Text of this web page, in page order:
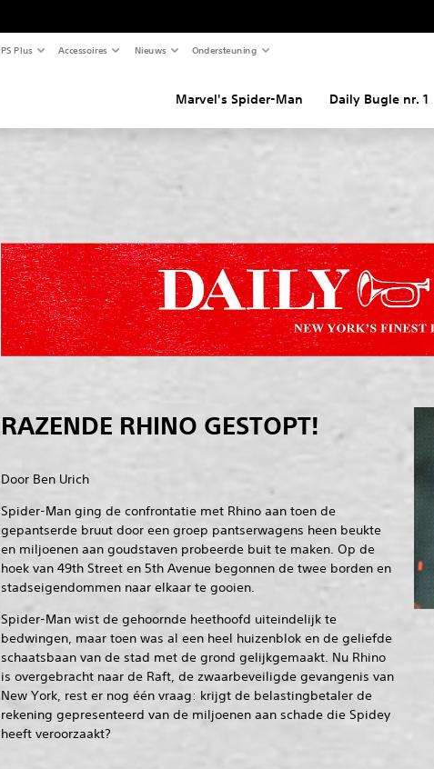
PS Plus Accessoires Nieuws Ondersteuning
Marvel's Spider-Man Daily Bugle nr. 1
RAZENDE RHINO GESTOPT!
Door Ben Urich
Spider-Man ging de confrontatie met Rhino aan toen de
gepantserde bruut door een groep pantserwagens heen beukte
en miljoenen aan goudstaven probeerde buit te maken. Op de
hoek van 49th Street en 5th Avenue begonnen de twee borden en
stadseigendommen naar elkaar te gooien.
Spider-Man wist de gehoornde heethoofd uiteindelijk te
bedwingen, maar toen was al een heel huizenblok en de geliefde
schaatsbaan van de stad met de grond gelijkgemaakt. Nu Rhino
is overgebracht naar de Raft, de zwaarbeveiligde gevangenis van
New York, rest er nog één vraag: krijgt de belastingbetaler de
rekening gepresenteerd van de miljoenen aan schade die Spidey
heeft veroorzaakt?